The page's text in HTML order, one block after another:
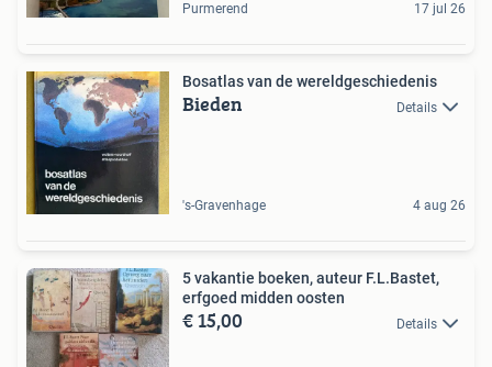
Purmerend 17 jul 26
Bosatlas van de wereldgeschiedenis
Bieden Details
's-Gravenhage 4 aug 26
5 vakantie boeken, auteur F.L.Bastet,
erfgoed midden oosten
€ 15,00 Details